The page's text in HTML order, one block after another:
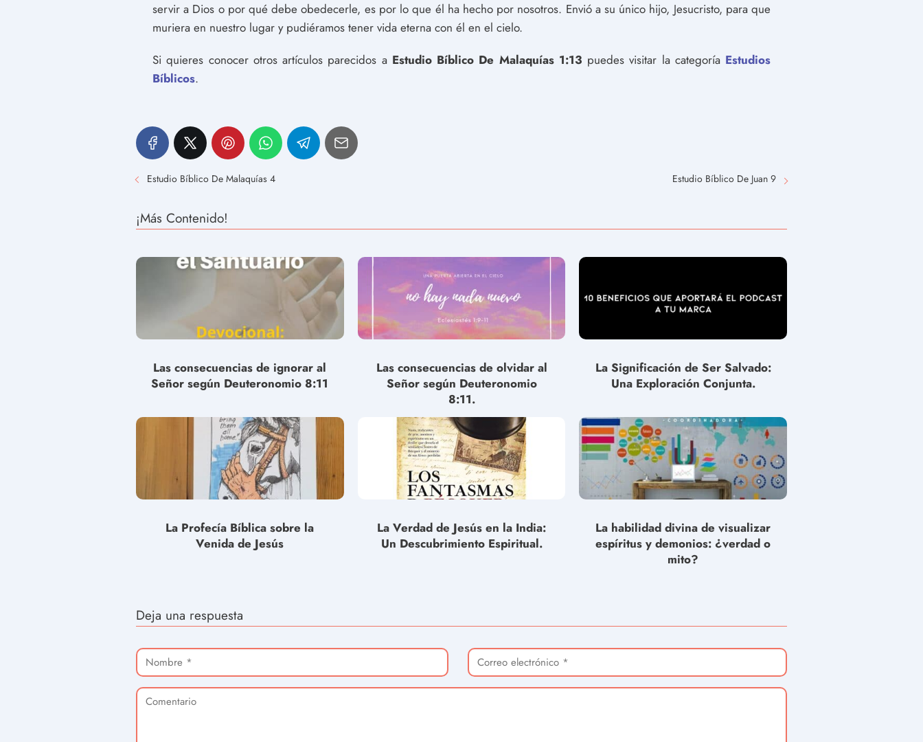
servir a Dios o por qué debe obedecerle, es por lo que él ha hecho por nosotros. Envió a su único hijo, Jesucristo, para que
muriera en nuestro lugar y pudiéramos tener vida eterna con él en el cielo.
Si quieres conocer otros artículos parecidos a Estudio Bíblico De Malaquías 1:13 puedes visitar la categoría Estudios
Bíblicos.
Estudio Bíblico De Malaquías 4 Estudio Bíblico De Juan 9
¡Más Contenido!
Las consecuencias de ignorar al
Señor según Deuteronomio 8:11
Las consecuencias de olvidar al
Señor según Deuteronomio
8:11.
La Significación de Ser Salvado:
Una Exploración Conjunta.
La Profecía Bíblica sobre la
Venida de Jesús
La Verdad de Jesús en la India:
Un Descubrimiento Espiritual.
La habilidad divina de visualizar
espíritus y demonios: ¿verdad o
mito?
Deja una respuesta